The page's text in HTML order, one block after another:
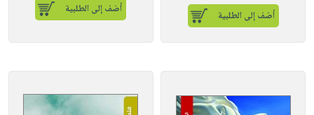
أضف إلى الطلبية أضف إلى الطلبية